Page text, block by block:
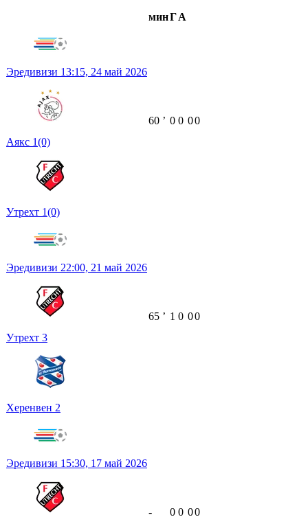
минГА
Эредивизи 13:15, 24 май 2026
Аякс 1(0)
Утрехт 1(0)
60 ʼ 0 0 00
Эредивизи 22:00, 21 май 2026
Утрехт 3
Херенвен 2
65 ʼ 1 0 00
Эредивизи 15:30, 17 май 2026
- 0 0 00